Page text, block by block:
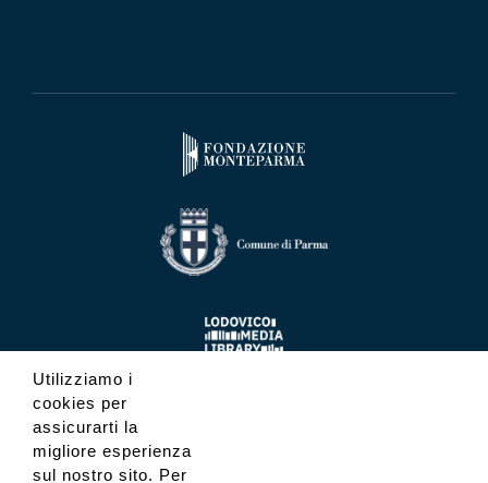
Utilizziamo i
cookies per
assicurarti la
migliore esperienza
sul nostro sito. Per